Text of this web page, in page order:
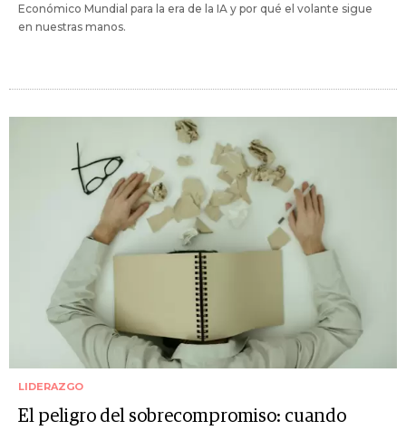
Económico Mundial para la era de la IA y por qué el volante sigue
en nuestras manos.
LIDERAZGO
El peligro del sobrecompromiso: cuando